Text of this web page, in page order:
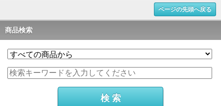
ページの先頭へ戻る
商品検索